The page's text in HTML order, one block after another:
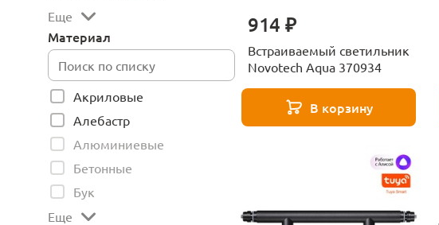
Еще
Материал
Акриловые
Алебастр
Алюминиевые
Бетонные
Бук
Еще
914 ₽
Встраиваемый светильник
Novotech Aqua 370934
В корзину